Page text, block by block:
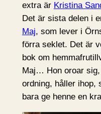
extra är Kristina
Det är sista delen i
Maj, som lever i
förra seklet. Det är
bok om
Maj… Hon oroar
ordning, håller ihop,
bara ge henne en